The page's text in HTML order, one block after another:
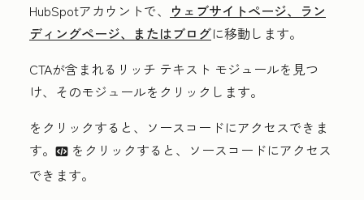
HubSpotアカウントで、 ウェブサイトページ、ラン
ディングページ、またはブログに移動します。
CTAが含まれるリッチ テキスト モジュールを見つ
け、そのモジュールをクリックします。
をクリックすると、ソースコードにアクセスできま
す。
embed を クリックすると、ソースコードにアクセス
できます。